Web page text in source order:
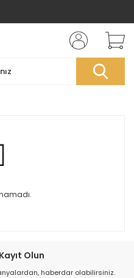
Olun
haberdar olabilirsiniz.